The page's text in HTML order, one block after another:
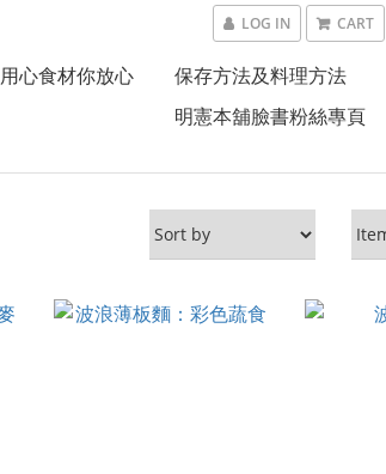
LOG IN CART
用心食材你放心 保存方法及料理方法
明憲本舖臉書粉絲專頁